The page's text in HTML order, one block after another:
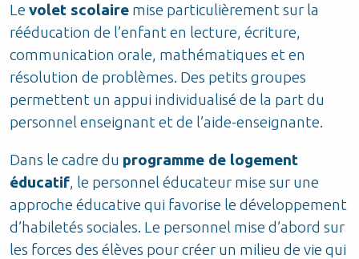
Le volet scolairemise particulièrement sur la
rééducation de l’enfant en lecture, écriture,
communication orale, mathématiques et en
résolution de problèmes. Des petits groupes
permettent un appui individualisé de la part du
personnel enseignant et de l’aide-enseignante.
Dans le cadre du programme de logement
éducatif, le personnel éducateur mise sur une
approche éducative qui favorise le développement
d’habiletés sociales. Le personnel mise d’abord sur
les forces des élèves pour créer un milieu de vie qui